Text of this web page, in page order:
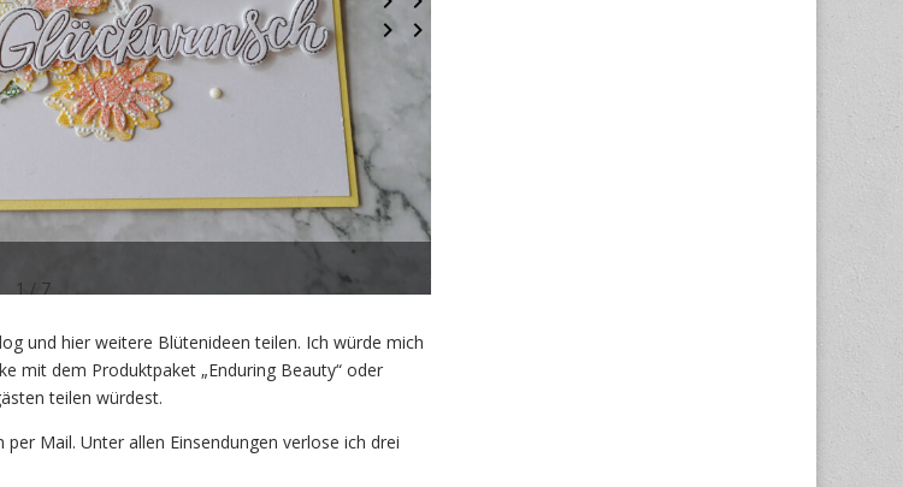
1 / 7
und hier weitere Blütenideen teilen. Ich würde mich
mit dem Produktpaket „Enduring Beauty“ oder
teilen würdest.
Mail. Unter allen Einsendungen verlose ich drei